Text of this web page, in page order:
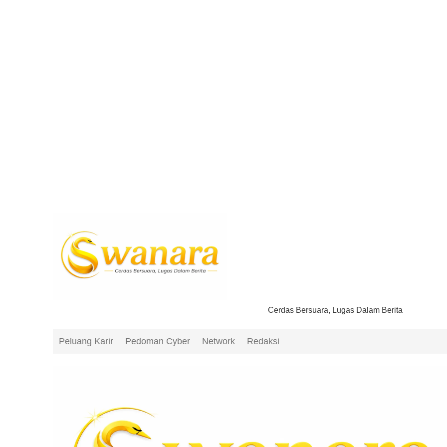
Cerdas Bersuara, Lugas Dalam Berita
Peluang Karir Pedoman Cyber Network Redaksi